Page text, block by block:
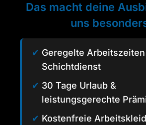
Das macht deine
uns
✔ Geregelte
Schichtdienst
✔ 30 Tage Urlaub &
leistungsgerechte
✔ Kostenfreie